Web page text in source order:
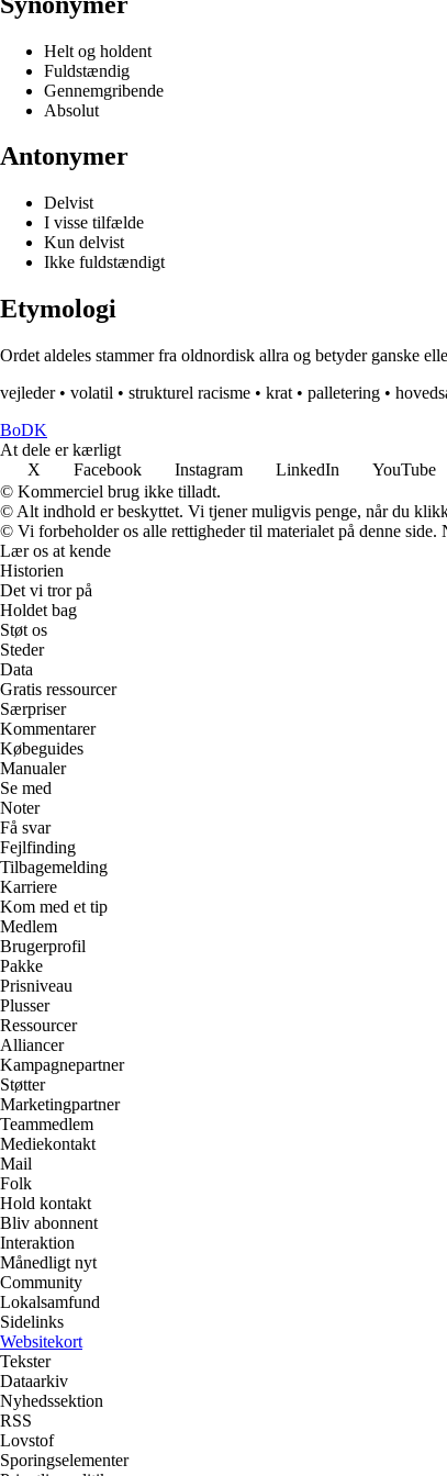
Helt og holdent
Fuldstændig
Gennemgribende
Absolut
Antonymer
Delvist
I visse tilfælde
Kun delvist
Ikke fuldstændigt
Etymologi
Ordet aldeles stammer fra oldnordisk allra og betyder ganske
vejleder• volatil • strukturel racisme • krat • palletering •
BoDK
At dele er kærligt
X
Facebook Instagram LinkedIn YouTube
© Kommerciel brug ikke tilladt.
© Alt indhold er beskyttet. Vi tjener muligvis penge, når du
© Vi forbeholder os alle rettigheder til materialet på denne
Lær os at kende
Historien
Det vi tror på
Holdet bag
Støt os
Steder
Data
Gratis ressourcer
Særpriser
Kommentarer
Købeguides
Manualer
Se med
Noter
Få svar
Fejlfinding
Tilbagemelding
Karriere
Kom med et tip
Medlem
Brugerprofil
Pakke
Prisniveau
Plusser
Ressourcer
Alliancer
Kampagnepartner
Støtter
Marketingpartner
Teammedlem
Mediekontakt
Mail
Folk
Hold kontakt
Bliv abonnent
Interaktion
Månedligt nyt
Community
Lokalsamfund
Sidelinks
Websitekort
Tekster
Dataarkiv
Nyhedssektion
RSS
Lovstof
Sporingselementer